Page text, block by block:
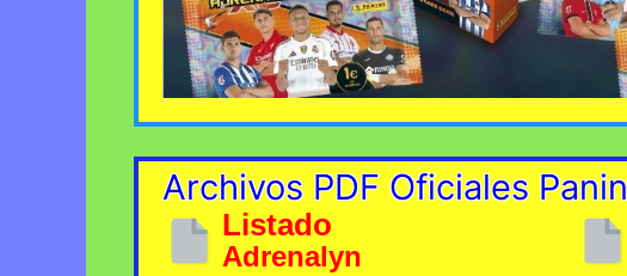
Archivos PDF Oficiales
Listado
Adrenalyn